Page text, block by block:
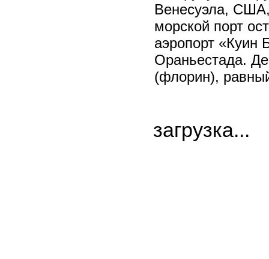
Венесуэла,
морской порт
аэропорт «Куин
Ораньестада.
(флорин),
загрузка...